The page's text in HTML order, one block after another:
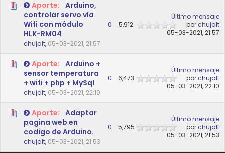
Aporte: Arduino,
controlar servo vía
Wifi con módulo
HLK-RM04
chujalt, 05-03-2021, 21:57
0 5,912
Último mensaje
por chujalt
05-03-2021, 21:57
Aporte: Arduino +
sensor temperatura
+ wifi + php + MySql
chujalt, 05-03-2021, 22:10
0 6,473
Último mensaje
por chujalt
05-03-2021, 22:10
Aporte: Adaptar
pagina web en
codigo de Arduino.
chujalt, 05-03-2021, 21:53
0 5,795
Último mensaje
por chujalt
05-03-2021, 21:53